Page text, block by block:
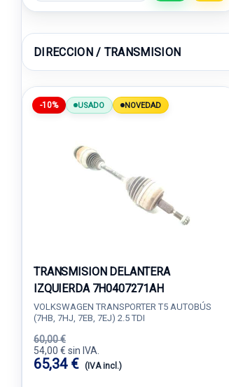
DIRECCION / TRANSMISION
-10% USADO NOVEDAD
TRANSMISION DELANTERA
IZQUIERDA 7H0407271AH
VOLKSWAGEN TRANSPORTER T5 AUTOBÚS
(7HB, 7HJ, 7EB, 7EJ) 2.5 TDI
60,00 €
54,00 € sin IVA.
65,34 € (IVA incl.)